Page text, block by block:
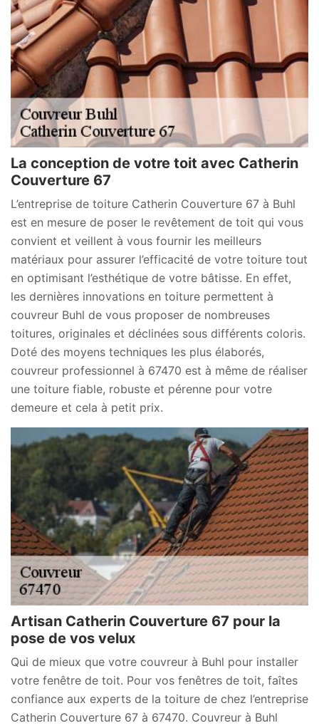
La conception de votre toit avec Catherin
Couverture 67
L’entreprise de toiture Catherin Couverture 67 à Buhl
est en mesure de poser le revêtement de toit qui vous
convient et veillent à vous fournir les meilleurs
matériaux pour assurer l’efficacité de votre toiture tout
en optimisant l’esthétique de votre bâtisse. En effet,
les dernières innovations en toiture permettent à
couvreur Buhl de vous proposer de nombreuses
toitures, originales et déclinées sous différents coloris.
Doté des moyens techniques les plus élaborés,
couvreur professionnel à 67470 est à même de réaliser
une toiture fiable, robuste et pérenne pour votre
demeure et cela à petit prix.
Artisan Catherin Couverture 67 pour la
pose de vos velux
Qui de mieux que votre couvreur à Buhl pour installer
votre fenêtre de toit. Pour vos fenêtres de toit, faîtes
confiance aux experts de la toiture de chez l’entreprise
Catherin Couverture 67 à 67470. Couvreur à Buhl